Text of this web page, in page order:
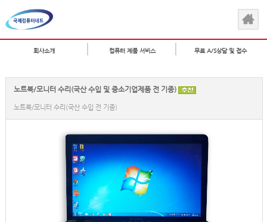
회사소개 컴퓨터 제품 서비스 무료 A/S상담 및 접수
노트북/모니터 수리(국산 수입 및 중소기업제품 전 기종)
노트북/모니터 수리(국산 수입 전 기종)